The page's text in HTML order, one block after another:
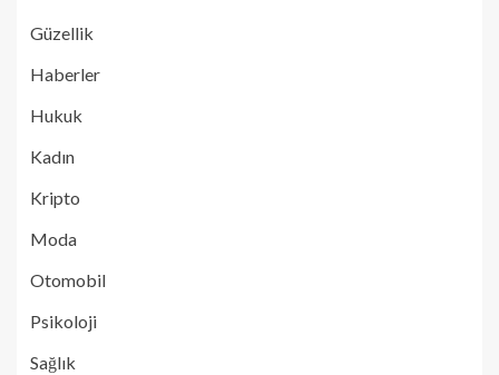
Güzellik
Haberler
Hukuk
Kadın
Kripto
Moda
Otomobil
Psikoloji
Sağlık